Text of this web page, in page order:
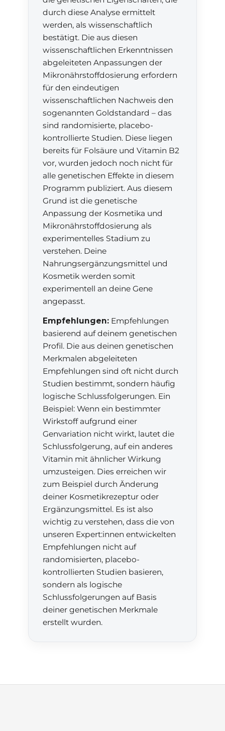
durch diese Analyse ermittelt
werden, als wissenschaftlich
bestätigt. Die aus diesen
wissenschaftlichen Erkenntnissen
abgeleiteten Anpassungen der
Mikronährstoffdosierung erfordern
für den eindeutigen
wissenschaftlichen Nachweis den
sogenannten Goldstandard – das
sind randomisierte, placebo-
kontrollierte Studien. Diese liegen
bereits für Folsäure und Vitamin B2
vor, wurden jedoch noch nicht für
alle genetischen Effekte in diesem
Programm publiziert. Aus diesem
Grund ist die genetische
Anpassung der Kosmetika und
Mikronährstoffdosierung als
experimentelles Stadium zu
verstehen. Deine
Nahrungsergänzungsmittel und
Kosmetik werden somit
experimentell an deine Gene
angepasst.
Empfehlungen: Empfehlungen
basierend auf deinem genetischen
Profil. Die aus deinen genetischen
Merkmalen abgeleiteten
Empfehlungen sind oft nicht durch
Studien bestimmt, sondern häufig
logische Schlussfolgerungen. Ein
Beispiel: Wenn ein bestimmter
Wirkstoff aufgrund einer
Genvariation nicht wirkt, lautet die
Schlussfolgerung, auf ein anderes
Vitamin mit ähnlicher Wirkung
umzusteigen. Dies erreichen wir
zum Beispiel durch Änderung
deiner Kosmetikrezeptur oder
Ergänzungsmittel. Es ist also
wichtig zu verstehen, dass die von
unseren Expert:innen entwickelten
Empfehlungen nicht auf
randomisierten, placebo-
kontrollierten Studien basieren,
sondern als logische
Schlussfolgerungen auf Basis
deiner genetischen Merkmale
erstellt wurden.